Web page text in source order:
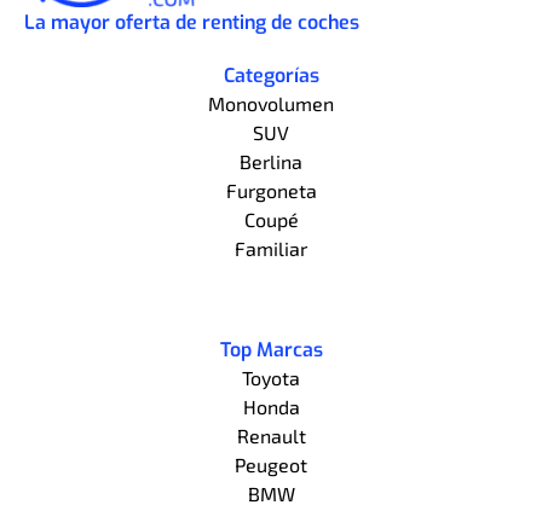
La mayor oferta de renting de coches
Categorías
Monovolumen
SUV
Berlina
Furgoneta
Coupé
Familiar
Top Marcas
Toyota
Honda
Renault
Peugeot
BMW